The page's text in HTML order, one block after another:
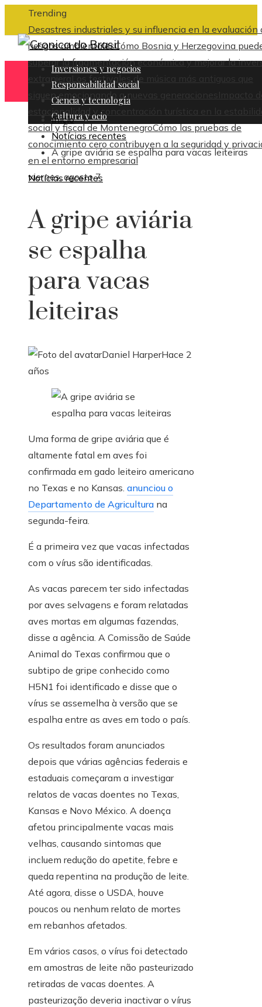
Trending
Desastres industriales y su influencia en la evaluación
riesgos ambientalesCómo Bosnia y Herzegovina
superar la fragmentación económica y mejorar la
extranjera
Los festivales de música más antiguos que
siguen emocionando a nuevas generaciones
Impacto
estacionalidad y concentración turística en la
social y fiscal de MontenegroCómo las pruebas de
conocimiento cero contribuyen a la seguridad y
en el entorno empresarial
viernes, agosto 7
Inversiones y negocios
Responsabilidad social
Ciencia y tecnología
Cultura y ocio
Inicio
Notícias recentes
A gripe aviária se espalha para vacas leiteiras
Notícias recentes
A gripe aviária
se espalha
para vacas
leiteiras
Daniel HarperHace 2
años
Uma forma de gripe aviária que é
altamente fatal em aves foi
confirmada em gado leiteiro americano
no Texas e no Kansas. anunciou o
Departamento de Agricultura na
segunda-feira.
É a primeira vez que vacas infectadas
com o vírus são identificadas.
As vacas parecem ter sido infectadas
por aves selvagens e foram relatadas
aves mortas em algumas fazendas,
disse a agência. A Comissão de Saúde
Animal do Texas confirmou que o
subtipo de gripe conhecido como
H5N1 foi identificado e disse que o
vírus se assemelha à versão que se
espalha entre as aves em todo o país.
Os resultados foram anunciados
depois que várias agências federais e
estaduais começaram a investigar
relatos de vacas doentes no Texas,
Kansas e Novo México. A doença
afetou principalmente vacas mais
velhas, causando sintomas que
incluem redução do apetite, febre e
queda repentina na produção de leite.
Até agora, disse o USDA, houve
poucos ou nenhum relato de mortes
em rebanhos afetados.
Em vários casos, o vírus foi detectado
em amostras de leite não pasteurizado
retiradas de vacas doentes. A
pasteurização deveria inactivar o vírus